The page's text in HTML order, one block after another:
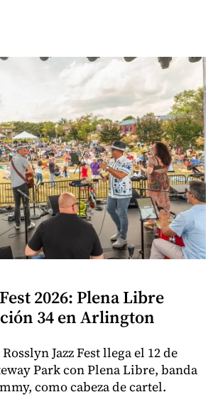
2026: Plena Libre
34 en Arlington
Jazz Fest llega el 12 de
Park con Plena Libre, banda
como cabeza de cartel.